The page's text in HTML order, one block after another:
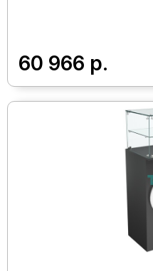
60 966 р.